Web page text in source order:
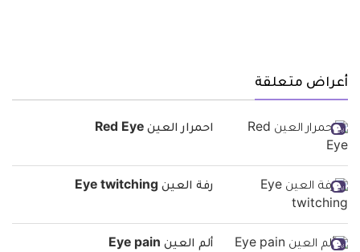
أعراض متعلقة
احمرار العين Red Eye
رفة العين Eye twitching
ألم العين Eye pain